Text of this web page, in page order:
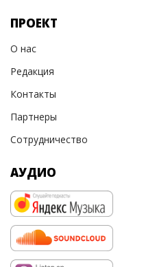
ПРОЕКТ
О нас
Редакция
Контакты
Партнеры
Сотрудничество
АУДИО